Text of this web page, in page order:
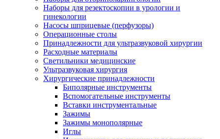
Наборы для резектоскопии в урологии и
гинекологии
Насосы шприцевые (перфузоры)
Операционные столы
Принадлежности для ультразвуковой хирургии
Расходные материалы
Светильники медицинские
Ультразвуковая хирургия
Хирургические принадлежности
Биполярные инструменты
Вспомогательные инструменты
Вставки инструментальные
Зажимы
Зажимы монополярные
Иглы